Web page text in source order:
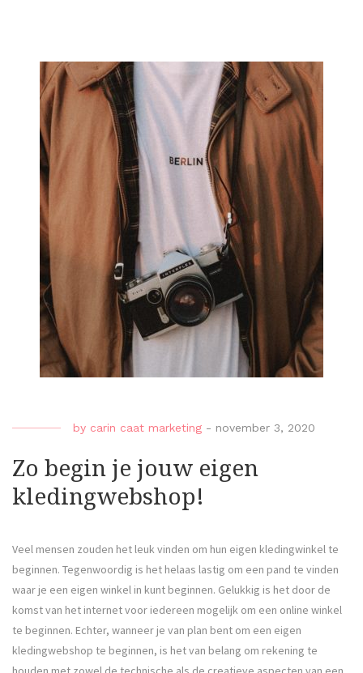
by carin caat marketing - november 3, 2020
Zo begin je jouw eigen
kledingwebshop!
Veel mensen zouden het leuk vinden om hun eigen kledingwinkel te
beginnen. Tegenwoordig is het helaas lastig om een pand te vinden
waar je een eigen winkel in kunt beginnen. Gelukkig is het door de
komst van het internet voor iedereen mogelijk om een online winkel
te beginnen. Echter, wanneer je van plan bent om een eigen
kledingwebshop te beginnen, is het van belang om rekening te